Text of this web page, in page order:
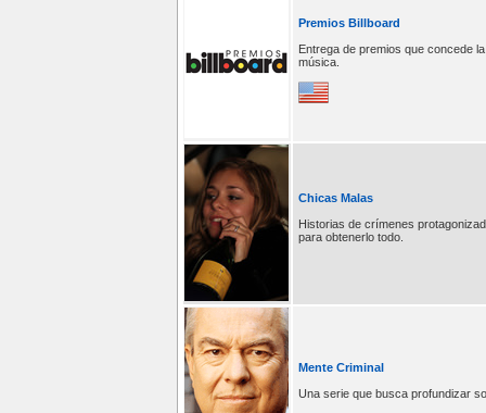
Premios Billboard
Entrega de premios que concede
música.
Chicas Malas
Historias de crímenes
para obtenerlo todo.
Mente Criminal
Una serie que busca profundizar